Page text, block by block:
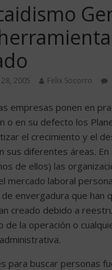
2005 Felix Socorro
empresas ponen en
o en su defecto los
el crecimiento y el
sus diferentes áreas. En
de ellos) las
mercado laboral
envergadura que han
creado debido a
de la operación o
para buscar personas